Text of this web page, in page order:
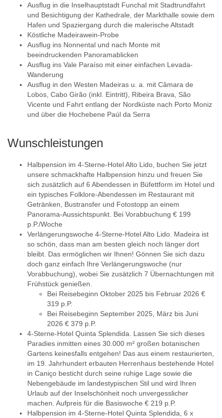
Ausflug in die Inselhauptstadt Funchal mit Stadtrundfahrt
und Besichtigung der Kathedrale, der Markthalle sowie dem
Hafen und Spaziergang durch die malerische Altstadt
Köstliche Madeirawein-Probe
Ausflug ins Nonnental und nach Monte mit
beeindruckenden Panoramablicken
Ausflug ins Vale Paraíso mit einer einfachen Levada-
Wanderung
Ausflug in den Westen Madeiras u. a. mit Câmara de
Lobos, Cabo Girão (inkl. Eintritt), Ribeira Brava, São
Vicente und Fahrt entlang der Nordküste nach Porto Moniz
und über die Hochebene Paúl da Serra
Wunschleistungen
Halbpension im 4-Sterne-Hotel Alto Lido, buchen Sie jetzt
unsere schmackhafte Halbpension hinzu und freuen Sie
sich zusätzlich auf 6 Abendessen in Büfettform im Hotel und
ein typisches Folklore-Abendessen im Restaurant mit
Getränken, Bustransfer und Fotostopp an einem
Panorama-Aussichtspunkt. Bei Vorabbuchung € 199
p.P./Woche
Verlängerungswoche 4-Sterne-Hotel Alto Lido. Madeira ist
so schön, dass man am besten gleich noch länger dort
bleibt. Das ermöglichen wir Ihnen! Gönnen Sie sich dazu
doch ganz einfach Ihre Verlängerungswoche (nur
Vorabbuchung), wobei Sie zusätzlich 7 Übernachtungen mit
Frühstück genießen.
Bei Reisebeginn Oktober 2025 bis Februar 2026 €
319 p.P.
Bei Reisebeginn September 2025, März bis Juni
2026 € 379 p.P.
4-Sterne-Hotel Quinta Splendida. Lassen Sie sich dieses
Paradies inmitten eines 30.000 m² großen botanischen
Gartens keinesfalls entgehen! Das aus einem restaurierten,
im 19. Jahrhundert erbauten Herrenhaus bestehende Hotel
in Caniço besticht durch seine ruhige Lage sowie die
Nebengebäude im landestypischen Stil und wird Ihren
Urlaub auf der Inselschönheit noch unvergesslicher
machen. Aufpreis für die Basiswoche € 219 p.P.
Halbpension im 4-Sterne-Hotel Quinta Splendida, 6 x